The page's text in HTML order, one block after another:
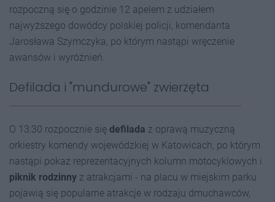
rozpoczną się o godzinie 12 apelem z udziałem
najwyższego dowódcy polskiej policji, komendanta
Jarosława Szymczyka, po którym nastąpi wręczenie
awansów i wyróżnień.
Defilada i "mundurowe" zwierzęta
O 13:30 rozpocznie się defilada z oprawą muzyczną
orkiestry komendy wojewódzkiej w Katowicach, po którym
nastąpi pokaz reprezentacyjnych kolumn motocyklowych i
piknik rodzinny z atrakcjami - na placu w miejskim parku
pojawią się popularne atrakcje w rodzaju dmuchawców,